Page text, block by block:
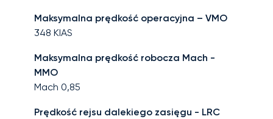
Maksymalna prędkość operacyjna – VMO
348 KIAS
Maksymalna prędkość robocza Mach -
MMO
Mach 0,85
Prędkość rejsu dalekiego zasięgu - LRC